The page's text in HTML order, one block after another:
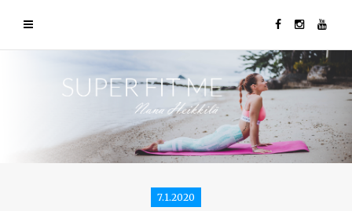
7.1.2020